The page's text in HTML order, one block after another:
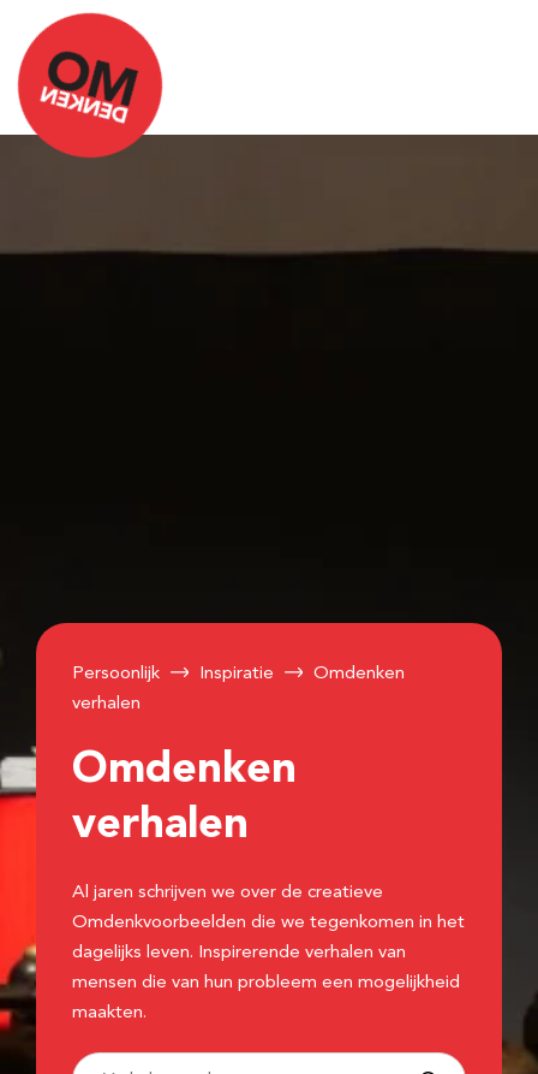
Persoonlijk Inspiratie
Omdenken
verhalen
Omdenken
verhalen
Al jaren schrijven we over de creatieve
Omdenkvoorbeelden die we tegenkomen in het
dagelijks leven. Inspirerende verhalen van
mensen die van hun probleem een mogelijkheid
maakten.